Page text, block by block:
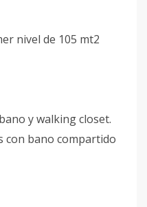
nivel de 105 mt2
y walking closet.
con bano compartido